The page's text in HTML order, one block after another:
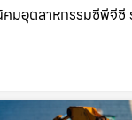
คมอุตสาหกรรมซีพีจีซี